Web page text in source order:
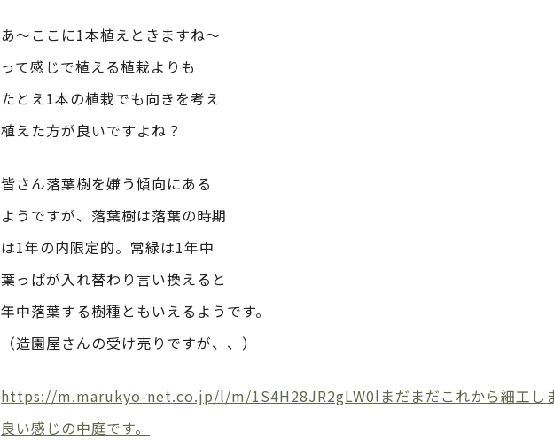
あ～ここに1本植えときますね～
って感じで植える植栽よりも
たとえ1本の植栽でも向きを考え
植えた方が良いですよね？
皆さん落葉樹を嫌う傾向にある
ようですが、落葉樹は落葉の時期
は1年の内限定的。常緑は1年中
葉っぱが入れ替わり言い換えると
年中落葉する樹種ともいえるようです。
（造園屋さんの受け売りですが、、）
https://m.marukyo-net.co.jp/l/m/1S4H28JR2gLW0lまだまだこれから細工し
良い感じの中庭です。